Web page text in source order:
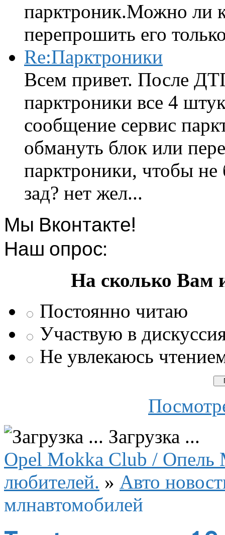
парктроник.Можно ли
перепрошить его
Re:Парктроники
Всем привет. После
парктроники все 4
сообщение сервис
обмануть блок или
парктроники, чтобы
зад? нет жел...
Мы Вконтакте!
Наш опрос:
На сколько Вам
Постоянно читаю
Участвую в
Не увлекаюсь
Загрузка ...
Opel Mokka Club / Опель
любителей. » Авто
млнавтомобилей